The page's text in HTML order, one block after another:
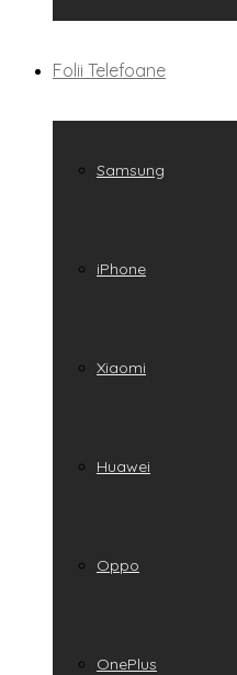
Folii Telefoane
Samsung
iPhone
Xiaomi
Huawei
Oppo
OnePlus